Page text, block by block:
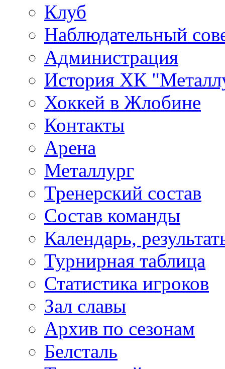
Клуб
Наблюдательный
Администрация
История ХК
Хоккей в Жлобине
Контакты
Арена
Металлург
Тренерский состав
Состав команды
Календарь,
Турнирная таблица
Статистика игроков
Зал славы
Архив по сезонам
Белсталь